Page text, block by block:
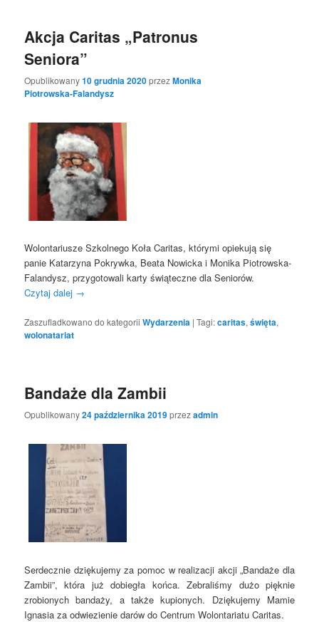
Akcja Caritas „Patronus
Seniora”
Opublikowany10 grudnia 2020przezMonika
Piotrowska-Falandysz
Wolontariusze Szkolnego Koła Caritas, którymi opiekują się
panie Katarzyna Pokrywka, Beata Nowicka i Monika Piotrowska-
Falandysz, przygotowali karty świąteczne dla Seniorów.
Czytaj dalej →
Zaszufladkowano do kategorii Wydarzenia |Tagi:caritas,święta,
wolonatariat
Bandaże dla Zambii
Opublikowany24 października 2019przezadmin
Serdecznie dziękujemy za pomoc w realizacji akcji „Bandaże dla
Zambii”, która już dobiegła końca. Zebraliśmy dużo pięknie
zrobionych bandaży, a także kupionych. Dziękujemy Mamie
Ignasia za odwiezienie darów do Centrum Wolontariatu Caritas.